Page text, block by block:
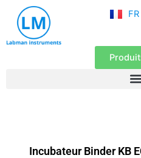
contenu
FR
EN
Incubateur Binder KB